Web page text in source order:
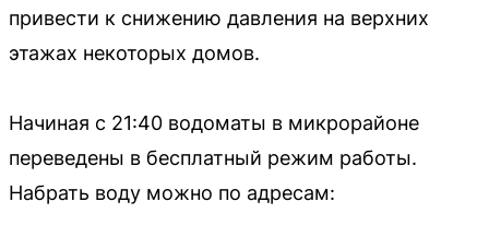
привести к снижению давления на верхних
этажах некоторых домов.
Начиная с 21:40 водоматы в микрорайоне
переведены в бесплатный режим работы.
Набрать воду можно по адресам: